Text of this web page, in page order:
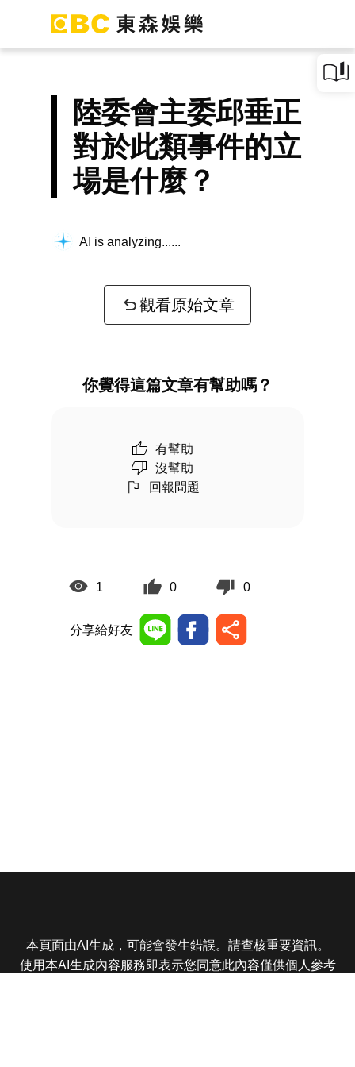
陸委會主委邱垂正
對於此類事件的立
場是什麼？
AI is analyzing...
觀看原始文章
你覺得這篇文章有幫助嗎？
有幫助
沒幫助
回報問題
1 0 0
分享給好友
本頁面由AI生成，可能會發生錯誤。請查核重要資訊。
使用本AI生成內容服務即表示您同意此內容僅供個人參考